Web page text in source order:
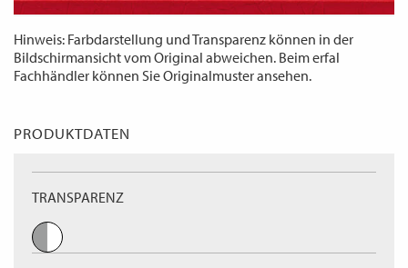
Hinweis: Farbdarstellung und Transparenz können in der
Bildschirmansicht vom Original abweichen. Beim erfal
Fachhändler können Sie Originalmuster ansehen.
PRODUKTDATEN
TRANSPARENZ